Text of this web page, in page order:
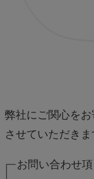
弊社にご関心を
させていただきま
お問い合わせ項